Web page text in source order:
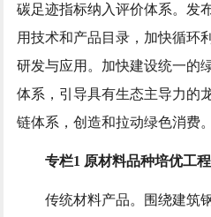
碳足迹指标纳入评价体系。发
用技术和产品目录，加快循环
研发与应用。加快建设统一的
体系，引导具有生态主导力的
链体系，创造和拉动绿色消费。
专栏1 原材料品种培优工程
传统材料产品。围绕建筑